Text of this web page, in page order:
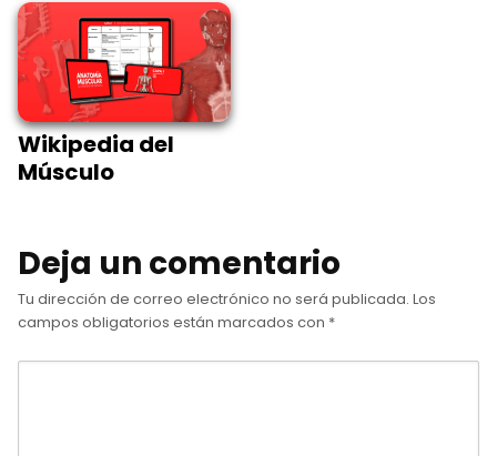
Wikipedia del
Músculo
Deja un comentario
Tu dirección de correo electrónico no será publicada. Los
campos obligatorios están marcados con *